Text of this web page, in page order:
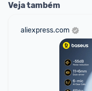
Veja também
aliexpress.com